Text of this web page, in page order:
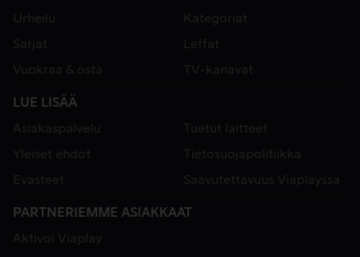
Urheilu
Kategoriat
Sarjat
Leffat
Vuokraa & osta
TV-kanavat
LUE LISÄÄ
Asiakaspalvelu
Tuetut laitteet
Yleiset ehdot
Tietosuojapolitiikka
Evästeet
Saavutettavuus Viaplayssa
PARTNERIEMME ASIAKKAAT
Aktivoi Viaplay